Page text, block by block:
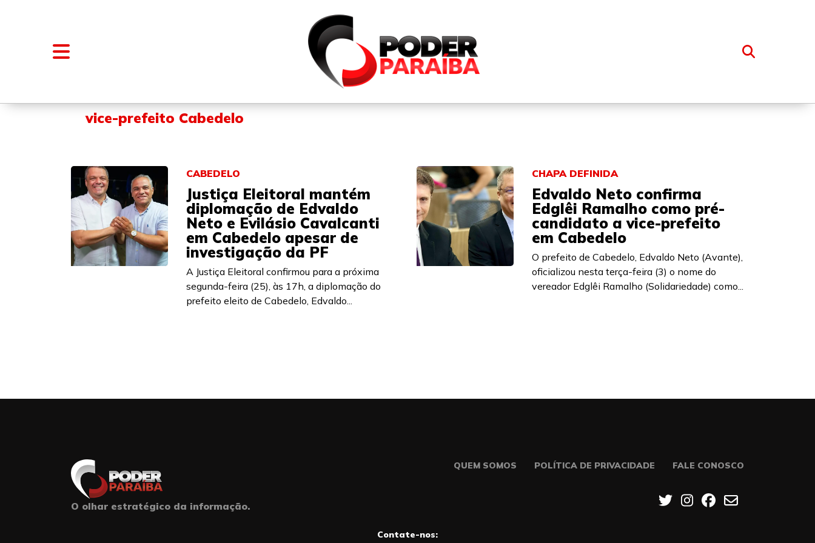
FALE CONOSCO
vice-prefeito Cabedelo
CABEDELO
Justiça Eleitoral mantém
diplomação de Edvaldo
Neto e Evilásio Cavalcanti
em Cabedelo apesar de
investigação da PF
A Justiça Eleitoral confirmou para a próxima
segunda-feira (25), às 17h, a diplomação do
prefeito eleito de Cabedelo, Edvaldo...
CHAPA DEFINIDA
Edvaldo Neto confirma
Edglêi Ramalho como pré-
candidato a vice-prefeito
em Cabedelo
O prefeito de Cabedelo, Edvaldo Neto (Avante),
oficializou nesta terça-feira (3) o nome do
vereador Edglêi Ramalho (Solidariedade) como...
O olhar estratégico da informação.
QUEM SOMOS POLÍTICA DE PRIVACIDADE FALE CONOSCO
Contate-nos: